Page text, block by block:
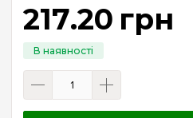
217.20 грн